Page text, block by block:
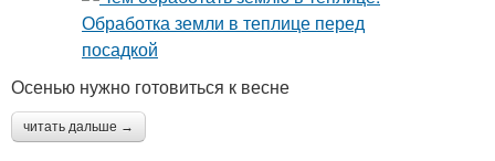
Осенью нужно готовиться к весне
читать дальше →